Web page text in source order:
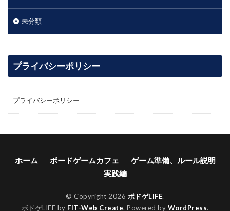
未分類
プライバシーポリシー
プライバシーポリシー
ホーム ボードゲームカフェ
ゲーム準備、ルール説明
実践編
© Copyright 2026 ボドゲLIFE.
ボドゲLIFE by FIT-Web Create. Powered by WordPress.